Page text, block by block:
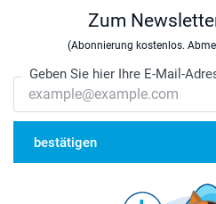
Zum
(Abonnierung kostenlos.
Geben Sie hier Ihre E-Mail-
bestätigen